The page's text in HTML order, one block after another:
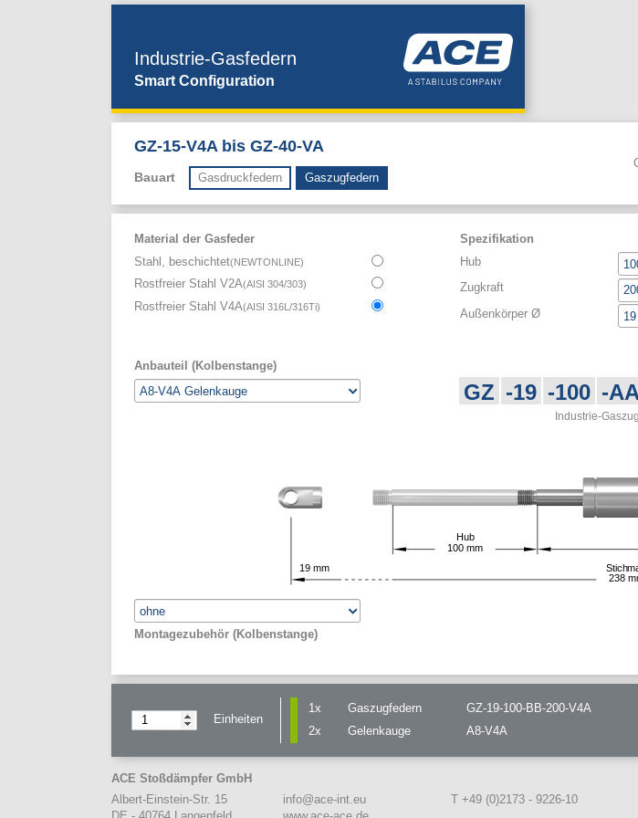
Industrie-Gasfedern
Smart Configuration
GZ-15-V4A bis GZ-40-VA
Bauart Gasdruckfedern Gaszugfedern
Material der Gasfeder
Stahl, beschichtet(NEWTONLINE)
Rostfreier Stahl V2A(AISI 304/303)
Rostfreier Stahl V4A(AISI 316L/316Ti)
Spezifikation
Hub
Zugkraft
Außenkörper Ø
Anbauteil (Kolbenstange)
GZ -19 -100 -
Industrie-
Hub
100 mm
238
19 mm
Montagezubehör (Kolbenstange)
Einheiten
1x Gaszugfedern GZ-19-100-BB-200-V4A
2x
Gelenkauge A8-V4A
ACE Stoßdämpfer GmbH
Albert-Einstein-Str. 15
info@ace-int.eu
T +49 (0)2173 - 9226-10